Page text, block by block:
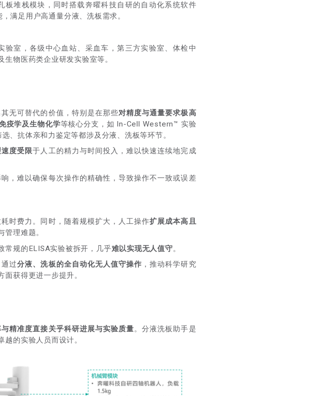
堆栈模块，同时搭载奔曜科技自研的自动化系统软件
满足用户高通量分液、洗板需求。
室，各级中心血站、采血车，第三方实验室、体检中
物医药类企业研发实验室等。
其无可替代的价值，特别是在那些对精度与通量要求极高
疫学及生物化学等核心分支，如 In-Cell Western™ 实验
、抗体亲和力鉴定等都涉及分液、洗板等环节。
度受限于人工的精力与时间投入，难以快速连续地完成
，难以确保每次操作的精确性，导致操作不一致或误差
耗时费力。同时，随着规模扩大，人工操作扩展成本高且
管理难题。
常规的ELISA实验被拆开，几乎难以实现无人值守。
过分液、洗板的全自动化无人值守操作 ，推动科学研究
面获得更进一步提升。
精准度直接关乎科研进展与实验质量。分液洗板助手是
的实验人员而设计。